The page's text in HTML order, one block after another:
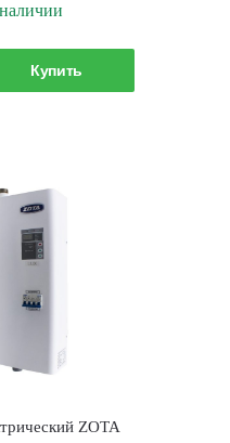
Количество
товара
SEB-
2101-
000024
Купить
ZOTA